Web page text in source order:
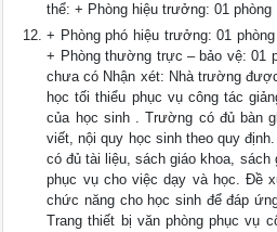
thể: + Phòng hiệu trưởng: 01 phòng
+ Phòng phó hiệu trưởng: 01
+ Phòng thường trực – bảo vệ: 01
chưa có Nhận xét: Nhà trường
học tối thiểu phục vụ công tác
của học sinh . Trường có đủ bàn
viết, nội quy học sinh theo quy
có đủ tài liệu, sách giáo khoa, sách
phục vụ cho việc dạy và học. Đề
chức năng cho học sinh để đáp
Trang thiết bị văn phòng phục vụ